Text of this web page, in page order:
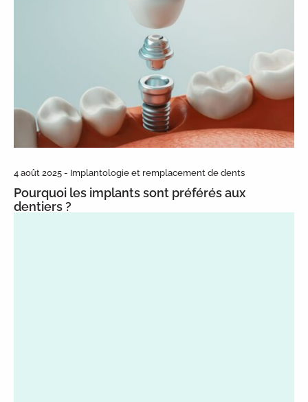
4 août 2025 - Implantologie et remplacement de dents
Pourquoi les implants sont préférés aux
dentiers ?